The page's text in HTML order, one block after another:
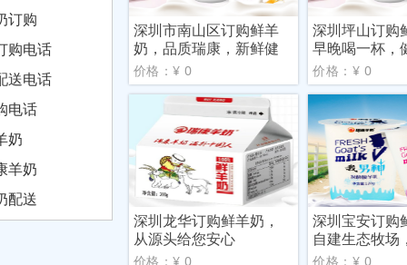
订购
购电话
送电话
电话
奶
羊奶
配送
深圳市南山区订购鲜羊
奶，品质瑞康，新鲜健
康
价格：¥ 0
深圳坪山订购
早晚喝一杯，
力
价格：¥ 0
深圳龙华订购鲜羊奶，
从源头给您安心
价格：¥ 0
深圳宝安订购
自建生态牧场
染
价格：¥ 0